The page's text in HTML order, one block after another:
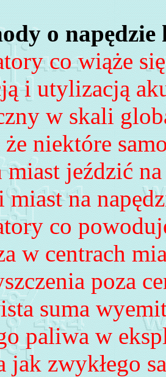
o
co wiąże
i utylizacją
w skali
że niektóre
miast jeździć
miast na
co
w centrach
poza
suma
paliwa w
jak zwykłego